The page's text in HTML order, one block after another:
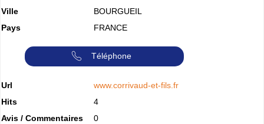
Ville
BOURGUEIL
Pays
FRANCE
Téléphone
Url
www.corrivaud-et-fils.fr
Hits
4
Avis / Commentaires
0